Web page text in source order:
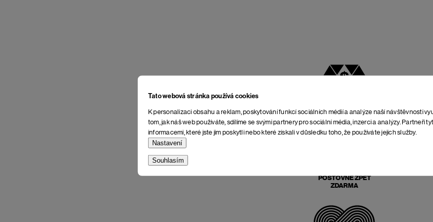
Tato webová stránka používá cookies
K personalizaci obsahu a reklam, poskytování funkcí sociálních médií a analýze naší návštěvnosti
tom, jak náš web používáte, sdílíme se svými partnery pro sociální média, inzerci a analýzy. Partneři
informacemi, které jste jim poskytli nebo které získali v důsledku toho, že používáte jejich služby.
Nastavení
Souhlasím
CENY A KVALITY
POŠTOVNÉ ZPĚT
ZDARMA